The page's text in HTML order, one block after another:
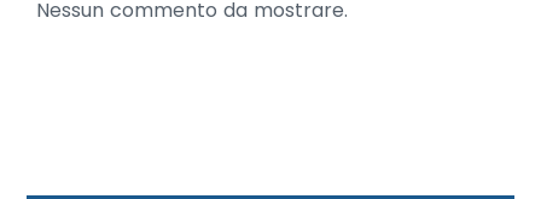
Nessun commento da mostrare.